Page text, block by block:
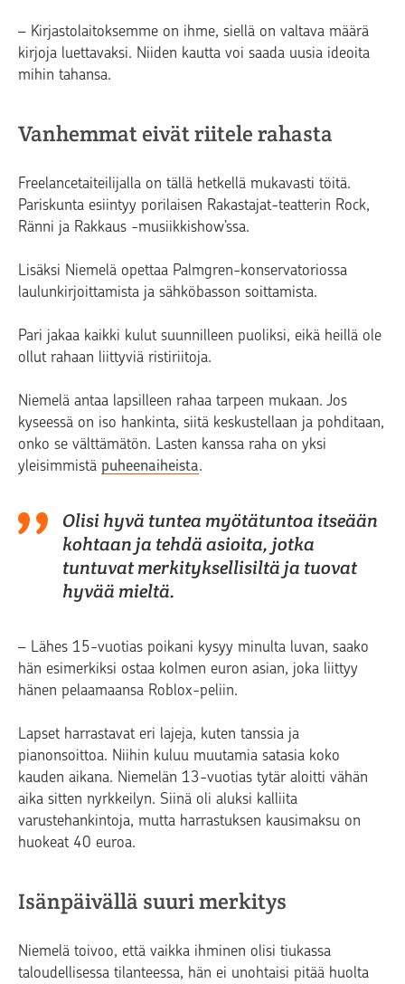
– Kirjastolaitoksemme on ihme, siellä on valtava määrä
kirjoja luettavaksi. Niiden kautta voi saada uusia ideoita
mihin tahansa.
Vanhemmat eivät riitele rahasta
Freelancetaiteilijalla on tällä hetkellä mukavasti töitä.
Pariskunta esiintyy porilaisen Rakastajat-teatterin Rock,
Ränni ja Rakkaus -musiikkishow’ssa.
Lisäksi Niemelä opettaa Palmgren-konservatoriossa
laulunkirjoittamista ja sähköbasson soittamista.
Pari jakaa kaikki kulut suunnilleen puoliksi, eikä heillä ole
ollut rahaan liittyviä ristiriitoja.
Niemelä antaa lapsilleen rahaa tarpeen mukaan. Jos
kyseessä on iso hankinta, siitä keskustellaan ja pohditaan,
onko se välttämätön. Lasten kanssa raha on yksi
yleisimmistä puheenaiheista.
Olisi hyvä tuntea myötätuntoa itseään
kohtaan ja tehdä asioita, jotka
tuntuvat merkityksellisiltä ja tuovat
hyvää mieltä.
– Lähes 15-vuotias poikani kysyy minulta luvan, saako
hän esimerkiksi ostaa kolmen euron asian, joka liittyy
hänen pelaamaansa Roblox-peliin.
Lapset harrastavat eri lajeja, kuten tanssia ja
pianonsoittoa. Niihin kuluu muutamia satasia koko
kauden aikana. Niemelän 13-vuotias tytär aloitti vähän
aika sitten nyrkkeilyn. Siinä oli aluksi kalliita
varustehankintoja, mutta harrastuksen kausimaksu on
huokeat 40 euroa.
Isänpäivällä suuri merkitys
Niemelä toivoo, että vaikka ihminen olisi tiukassa
taloudellisessa tilanteessa, hän ei unohtaisi pitää huolta